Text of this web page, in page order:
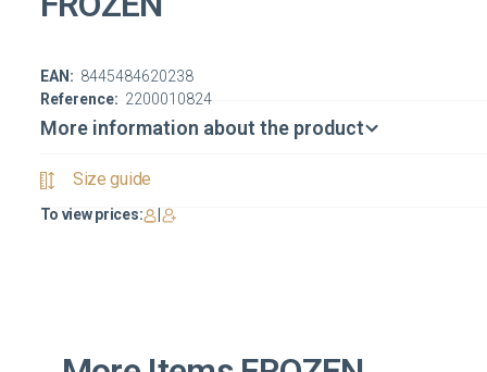
Reference: 2200010824
EAN: 8445484620238
More information about the product
Size guide
To view prices: